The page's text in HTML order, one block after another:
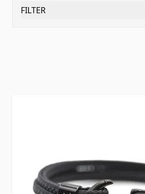
FILTER